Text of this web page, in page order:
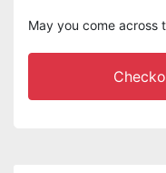
May you come across